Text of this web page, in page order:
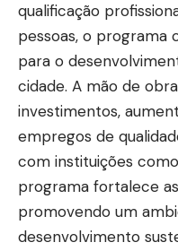
qualificação
pessoas, o programa
para o
cidade. A mão de
investimentos,
empregos de
com instituições
programa fortalece
promovendo um
desenvolvimento